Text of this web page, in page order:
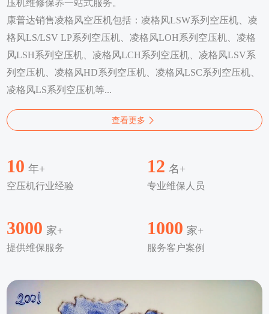
压机维修保养一站式服务。
康普达销售凌格风空压机包括：凌格风LSW系列空压机、凌
格风LS/LSV LP系列空压机、凌格风LOH系列空压机、凌格
风LSH系列空压机、凌格风LCH系列空压机、凌格风LSV系
列空压机、凌格风HD系列空压机、凌格风LSC系列空压机、
凌格风LS系列空压机等...
查看更多
10 年+
空压机行业经验
12 名+
专业维保人员
3000 家+
提供维保服务
1000 家+
服务客户案例